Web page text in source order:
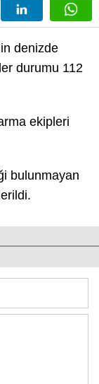
denizde
durumu 112
ekipleri
bulunmayan